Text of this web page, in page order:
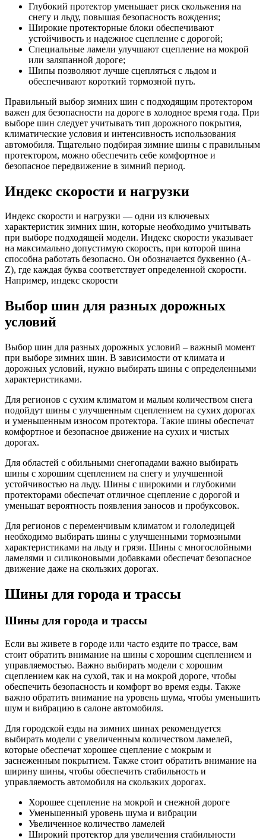
Глубокий протектор уменьшает риск скольжения на
снегу и льду, повышая безопасность вождения;
Широкие протекторные блоки обеспечивают
устойчивость и надежное сцепление с дорогой;
Специальные ламели улучшают сцепление на мокрой
или заляпанной дороге;
Шипы позволяют лучше сцепляться с льдом и
обеспечивают короткий тормозной путь.
Правильный выбор зимних шин с подходящим протектором
важен для безопасности на дороге в холодное время года. При
выборе шин следует учитывать тип дорожного покрытия,
климатические условия и интенсивность использования
автомобиля. Тщательно подбирая зимние шины с правильным
протектором, можно обеспечить себе комфортное и
безопасное передвижение в зимний период.
Индекс скорости и нагрузки
Индекс скорости и нагрузки — одни из ключевых
характеристик зимних шин, которые необходимо учитывать
при выборе подходящей модели. Индекс скорости указывает
на максимально допустимую скорость, при которой шина
способна работать безопасно. Он обозначается буквенно (A-
Z), где каждая буква соответствует определенной скорости.
Например, индекс скорости
Выбор шин для разных дорожных
условий
Выбор шин для разных дорожных условий – важный момент
при выборе зимних шин. В зависимости от климата и
дорожных условий, нужно выбирать шины с определенными
характеристиками.
Для регионов с сухим климатом и малым количеством снега
подойдут шины с улучшенным сцеплением на сухих дорогах
и уменьшенным износом протектора. Такие шины обеспечат
комфортное и безопасное движение на сухих и чистых
дорогах.
Для областей с обильными снегопадами важно выбирать
шины с хорошим сцеплением на снегу и улучшенной
устойчивостью на льду. Шины с широкими и глубокими
протекторами обеспечат отличное сцепление с дорогой и
уменьшат вероятность появления заносов и пробуксовок.
Для регионов с переменчивым климатом и гололедицей
необходимо выбирать шины с улучшенными тормозными
характеристиками на льду и грязи. Шины с многослойными
ламелями и силиконовыми добавками обеспечат безопасное
движение даже на скользких дорогах.
Шины для города и трассы
Шины для города и трассы
Если вы живете в городе или часто ездите по трассе, вам
стоит обратить внимание на шины с хорошим сцеплением и
управляемостью. Важно выбирать модели с хорошим
сцеплением как на сухой, так и на мокрой дороге, чтобы
обеспечить безопасность и комфорт во время езды. Также
важно обратить внимание на уровень шума, чтобы уменьшить
шум и вибрацию в салоне автомобиля.
Для городской езды на зимних шинах рекомендуется
выбирать модели с увеличенным количеством ламелей,
которые обеспечат хорошее сцепление с мокрым и
заснеженным покрытием. Также стоит обратить внимание на
ширину шины, чтобы обеспечить стабильность и
управляемость автомобиля на скользких дорогах.
Хорошее сцепление на мокрой и снежной дороге
Уменьшенный уровень шума и вибрации
Увеличенное количество ламелей
Широкий протектор для увеличения стабильности